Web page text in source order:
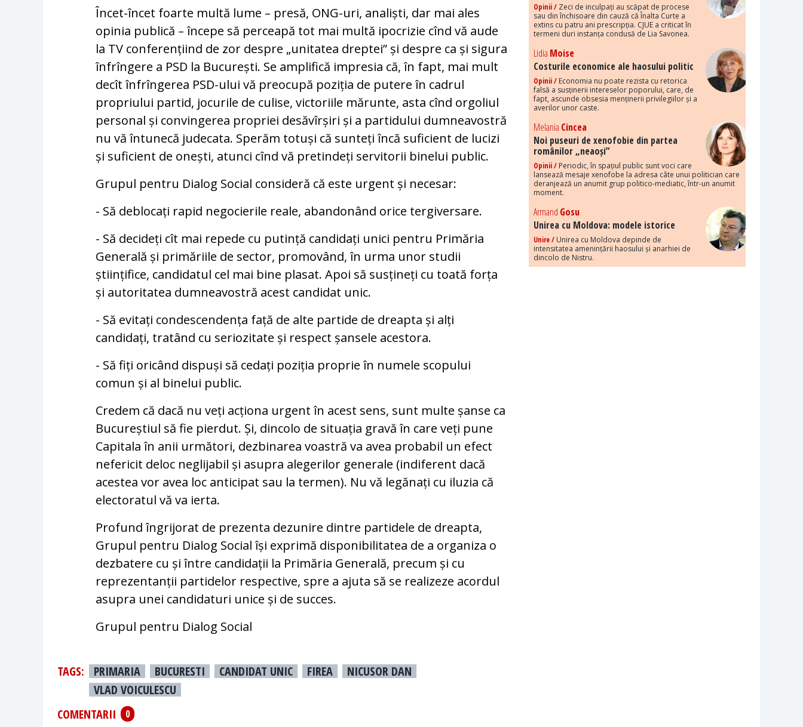
Încet-încet foarte multă lume – presă, ONG-uri, analiști, dar mai ales
opinia publică – începe să perceapă tot mai multă ipocrizie cînd vă aude
la TV conferențiind de zor despre „unitatea dreptei” și despre ca și sigura
înfrîngere a PSD la București. Se amplifică impresia că, în fapt, mai mult
decît înfrîngerea PSD-ului vă preocupă poziția de putere în cadrul
propriului partid, jocurile de culise, victoriile mărunte, asta cînd orgoliul
personal și convingerea propriei desăvîrșiri și a partidului dumneavostră
nu vă întunecă judecata. Sperăm totuși că sunteți încă suficient de lucizi
și suficient de onești, atunci cînd vă pretindeți servitorii binelui public.
Grupul pentru Dialog Social consideră că este urgent și necesar:
- Să deblocați rapid negocierile reale, abandonând orice tergiversare.
- Să decideți cît mai repede cu putință candidați unici pentru Primăria
Generală și primăriile de sector, promovând, în urma unor studii
științifice, candidatul cel mai bine plasat. Apoi să susțineți cu toată forța
și autoritatea dumneavostră acest candidat unic.
- Să evitați condescendența față de alte partide de dreapta și alți
candidați, tratând cu seriozitate și respect șansele acestora.
- Să fiți oricând dispuși să cedați poziția proprie în numele scopului
comun și al binelui public.
Credem că dacă nu veți acționa urgent în acest sens, sunt multe șanse ca
Bucureștiul să fie pierdut. Și, dincolo de situația gravă în care veți pune
Capitala în anii următori, dezbinarea voastră va avea probabil un efect
nefericit deloc neglijabil și asupra alegerilor generale (indiferent dacă
acestea vor avea loc anticipat sau la termen). Nu vă legănați cu iluzia că
electoratul vă va ierta.
Profund îngrijorat de prezenta dezunire dintre partidele de dreapta,
Grupul pentru Dialog Social își exprimă disponibilitatea de a organiza o
dezbatere cu și între candidații la Primăria Generală, precum și cu
reprezentanții partidelor respective, spre a ajuta să se realizeze acordul
asupra unei candidaturi unice și de succes.
Grupul pentru Dialog Social
TAGS: PRIMARIA BUCURESTI CANDIDAT UNIC FIREA
NICUSOR DAN
VLAD VOICULESCU
COMENTARII
0
Opinii / Zeci de inculpați au scăpat de procese
sau din închisoare din cauză că Înalta Curte a
extins cu patru ani prescripția. CJUE a criticat în
termeni duri instanța condusă de Lia Savonea.
Lidia Moise
Costurile economice ale haosului politic
Opinii / Economia nu poate rezista cu retorica
falsă a susținerii intereselor poporului, care, de
fapt, ascunde obsesia menținerii privilegiilor și a
averilor unor caste.
Melania Cincea
Noi puseuri de xenofobie din partea
românilor „neaoși”
Opinii / Periodic, în spațiul public sunt voci care
lansează mesaje xenofobe la adresa câte unui politician care
deranjează un anumit grup politico-mediatic, într-un anumit
moment.
Armand Gosu
Unirea cu Moldova: modele istorice
Unire / Unirea cu Moldova depinde de
intensitatea amenințării haosului și anarhiei de
dincolo de Nistru.